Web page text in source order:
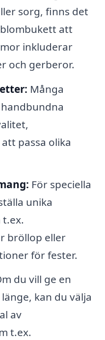
sorg, finns det
att
inkluderar
och gerberor.
Många
passa olika
För speciella
unika
bröllop eller
för fester.
du vill ge en
kan du välja
av
t.ex.